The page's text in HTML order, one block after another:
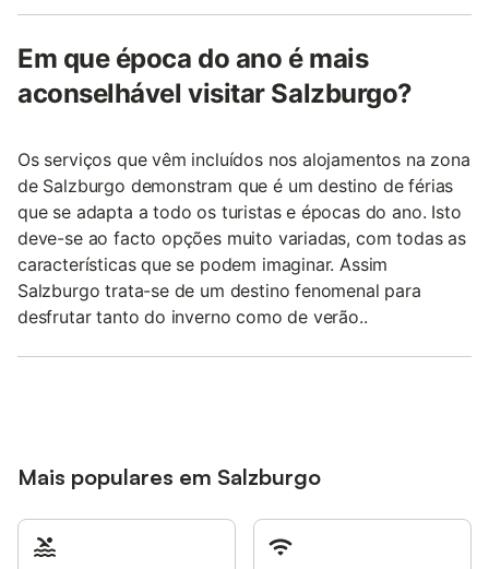
Em que época do ano é mais
aconselhável visitar Salzburgo?
Os serviços que vêm incluídos nos alojamentos na zona
de Salzburgo demonstram que é um destino de férias
que se adapta a todo os turistas e épocas do ano. Isto
deve-se ao facto opções muito variadas, com todas as
características que se podem imaginar. Assim
Salzburgo trata-se de um destino fenomenal para
desfrutar tanto do inverno como de verão..
Mais populares em Salzburgo